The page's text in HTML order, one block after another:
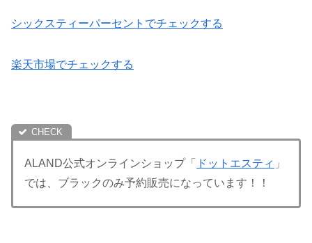
シックスティーパーセントでチェックする
楽天市場でチェックする
ALAND公式オンラインショップ「 ドットエスティ 」
では、ブラックのみ予約販売になっています！！